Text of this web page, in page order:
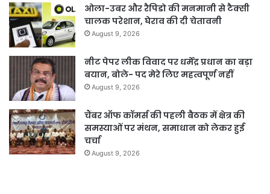
ओला-उबर और रैपिडो की मनमानी से टैक्सी
चालक परेशान, घेराव की दी चेतावनी
August 9, 2026
नीट पेपर लीक विवाद पर धर्मेंद्र प्रधान का बड़ा
बयान, बोले- पद मेरे लिए महत्वपूर्ण नहीं
August 9, 2026
चैंबर ऑफ कॉमर्स की पहली बैठक में क्षेत्र की
समस्याओं पर मंथन, समाधान को लेकर हुई
चर्चा
August 9, 2026